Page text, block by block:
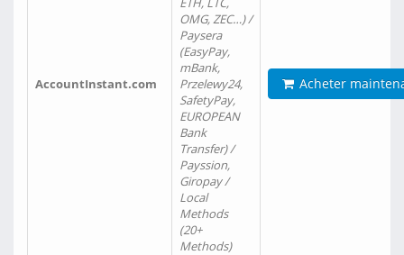
AccountInstant.com
OMG, ZEC…) /
Paysera
(EasyPay,
mBank,
Przelewy24,
SafetyPay,
EUROPEAN
Bank
Transfer) /
Payssion,
Giropay /
Local
Methods
(20+
Methods)
Acheter